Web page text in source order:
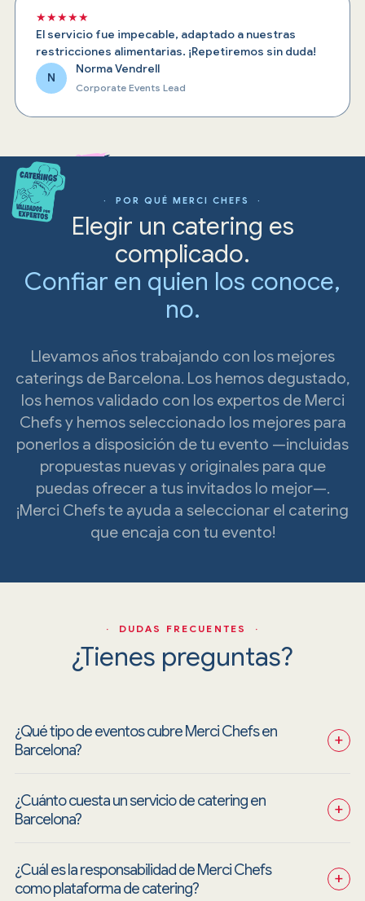
★★★★★
El servicio fue impecable, adaptado a nuestras
restricciones alimentarias. ¡Repetiremos sin duda!
N
Norma Vendrell
Corporate Events Lead
· POR QUÉ MERCI CHEFS ·
Elegir un catering es
complicado.
Confiar en quien los conoce,
no.
Llevamos años trabajando con los mejores
caterings de Barcelona. Los hemos degustado,
los hemos validado con los expertos de Merci
Chefs y hemos seleccionado los mejores para
ponerlos a disposición de tu evento —incluidas
propuestas nuevas y originales para que
puedas ofrecer a tus invitados lo mejor—.
¡Merci Chefs te ayuda a seleccionar el catering
que encaja con tu evento!
· DUDAS FRECUENTES ·
¿Tienes preguntas?
¿Qué tipo de eventos cubre Merci Chefs en
Barcelona?
+
¿Cuánto cuesta un servicio de catering en
Barcelona?
+
¿Cuál es la responsabilidad de Merci Chefs
como plataforma de catering?
+